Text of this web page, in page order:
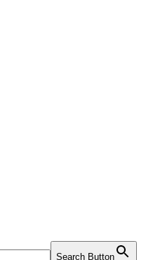
Search Button